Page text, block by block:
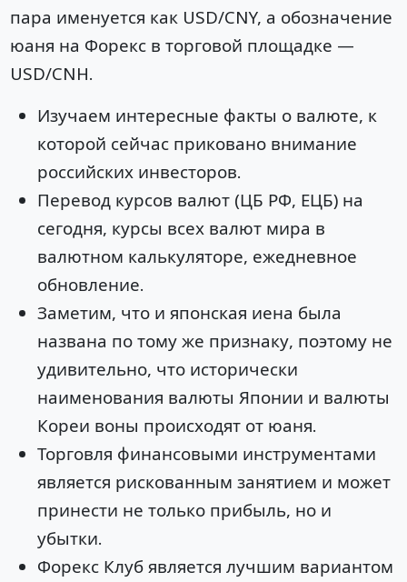
пара именуется как USD/CNY, а обозначение
юаня на Форекс в торговой площадке —
USD/CNH.
Изучаем интересные факты о валюте, к
которой сейчас приковано внимание
российских инвесторов.
Перевод курсов валют (ЦБ РФ, ЕЦБ) на
сегодня, курсы всех валют мира в
валютном калькуляторе, ежедневное
обновление.
Заметим, что и японская иена была
названа по тому же признаку, поэтому не
удивительно, что исторически
наименования валюты Японии и валюты
Кореи воны происходят от юаня.
Торговля финансовыми инструментами
является рискованным занятием и может
принести не только прибыль, но и
убытки.
Форекс Клуб является лучшим вариантом